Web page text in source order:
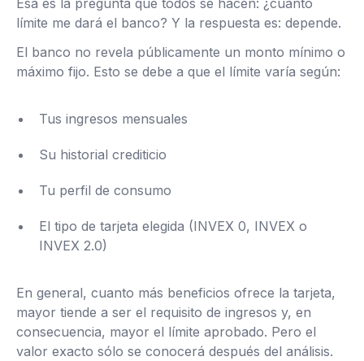
Esa es la pregunta que todos se hacen: ¿cuánto
límite me dará el banco? Y la respuesta es: depende.
El banco no revela públicamente un monto mínimo o
máximo fijo. Esto se debe a que el límite varía según:
Tus ingresos mensuales
Su historial crediticio
Tu perfil de consumo
El tipo de tarjeta elegida (INVEX 0, INVEX o
INVEX 2.0)
En general, cuanto más beneficios ofrece la tarjeta,
mayor tiende a ser el requisito de ingresos y, en
consecuencia, mayor el límite aprobado. Pero el
valor exacto sólo se conocerá después del análisis.